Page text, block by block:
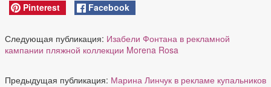
Pinterest Facebook
Следующая публикация: Изабели Фонтана в рекламной
кампании пляжной коллекции Morena Rosa
Предыдущая публикация: Марина Линчук в рекламе купальников